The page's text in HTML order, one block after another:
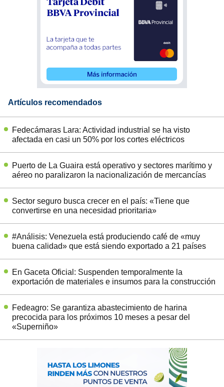
Artículos recomendados
Fedecámaras Lara: Actividad industrial se ha visto
afectada en casi un 50% por los cortes eléctricos
Puerto de La Guaira está operativo y sectores marítimo y
aéreo no paralizaron la nacionalización de mercancías
Sector seguro busca crecer en el país: «Tiene que
convertirse en una necesidad prioritaria»
#Análisis: Venezuela está produciendo café de «muy
buena calidad» que está siendo exportado a 21 países
En Gaceta Oficial: Suspenden temporalmente la
exportación de materiales e insumos para la construcción
Fedeagro: Se garantiza abastecimiento de harina
precocida para los próximos 10 meses a pesar del
«Superniño»